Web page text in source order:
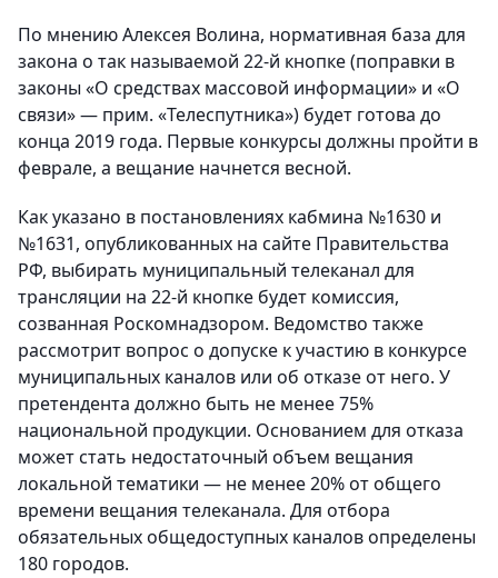
По мнению Алексея Волина, нормативная база для
закона о так называемой 22-й кнопке (поправки в
законы «О средствах массовой информации» и «О
связи» — прим. «Телеспутника») будет готова до
конца 2019 года. Первые конкурсы должны пройти в
феврале, а вещание начнется весной.
Как указано в постановлениях кабмина №1630 и
№1631, опубликованных на сайте Правительства
РФ, выбирать муниципальный телеканал для
трансляции на 22-й кнопке будет комиссия,
созванная Роскомнадзором. Ведомство также
рассмотрит вопрос о допуске к участию в конкурсе
муниципальных каналов или об отказе от него. У
претендента должно быть не менее 75%
национальной продукции. Основанием для отказа
может стать недостаточный объем вещания
локальной тематики — не менее 20% от общего
времени вещания телеканала. Для отбора
обязательных общедоступных каналов определены
180 городов.